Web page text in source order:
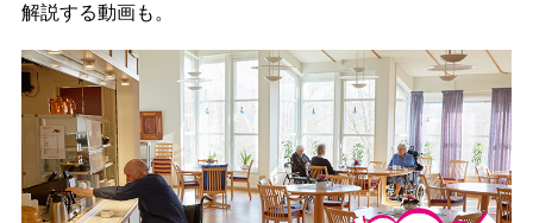
解説する動画も。